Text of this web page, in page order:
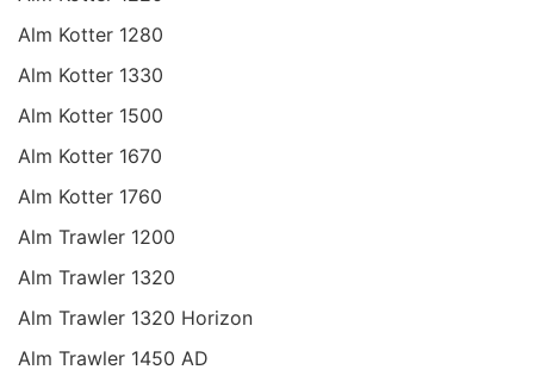
Alm Kotter 1280
Alm Kotter 1330
Alm Kotter 1500
Alm Kotter 1670
Alm Kotter 1760
Alm Trawler 1200
Alm Trawler 1320
Alm Trawler 1320 Horizon
Alm Trawler 1450 AD